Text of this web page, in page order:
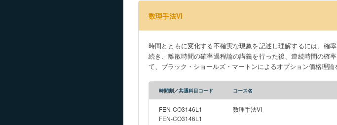
数理手法VI
時間とともに変化する不確実な現象を記述し理解するには、
続き、離散時間の確率過程論の講義を行った後、連続時間の確
て、ブラック・ショールズ・マートンによるオプション価格理論
時間割／共通科目コード コース名
FEN-CO3146L1
FEN-CO3146L1
数理手法VI